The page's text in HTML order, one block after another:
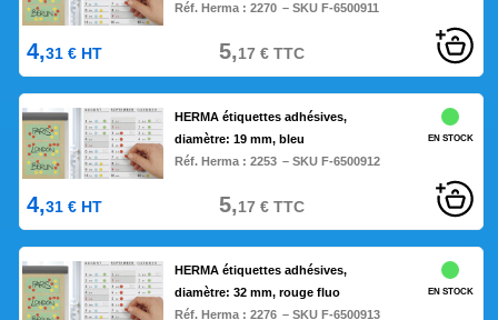
Réf. Herma :2270 – SKU F-6500911
4,31 € HT 5,17 €TTC
HERMA étiquettes adhésives,
diamètre: 19 mm, bleu
Réf. Herma :2253 – SKU F-6500912
EN STOCK
4,31 € HT 5,17 €TTC
HERMA étiquettes adhésives,
diamètre: 32 mm, rouge fluo
Réf. Herma :2276 – SKU F-6500913
EN STOCK